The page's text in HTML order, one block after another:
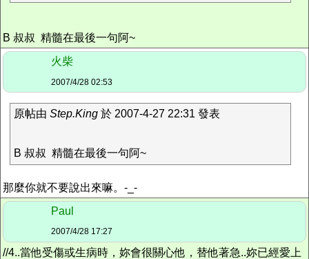
B 叔叔 精髓在最後一句阿~
火柴
2007/4/28 02:53
原帖由 Step.King 於 2007-4-27 22:31 發表
B 叔叔 精髓在最後一句阿~
那麼你就不要說出來嘛。-_-
Paul
2007/4/28 17:27
//4..當他受傷或生病時，妳會很關心他，替他著急..妳已經愛上